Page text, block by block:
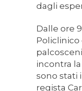
dagli
Dalle ore
incontra
sono stati
regista